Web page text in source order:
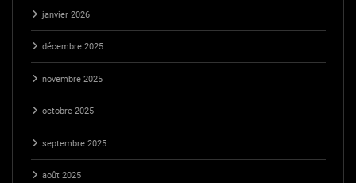
janvier 2026
décembre 2025
novembre 2025
octobre 2025
septembre 2025
août 2025